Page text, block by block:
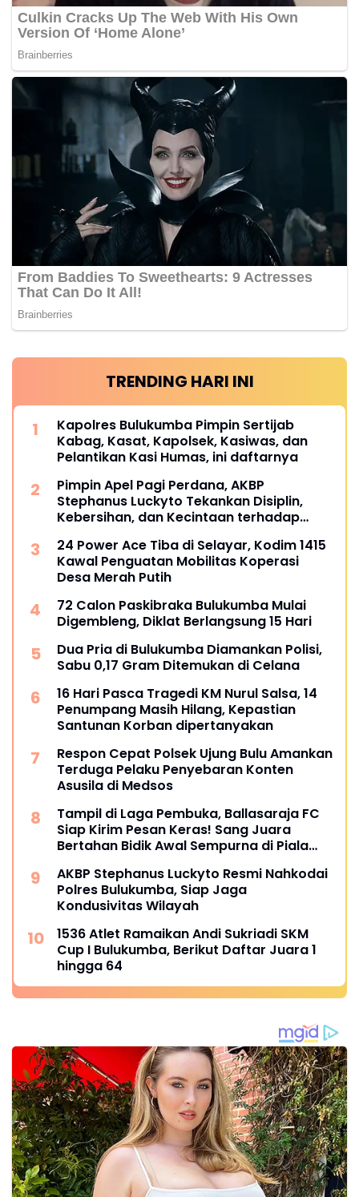
TRENDING HARI INI
Kapolres Bulukumba Pimpin Sertijab
Kabag, Kasat, Kapolsek, Kasiwas, dan
Pelantikan Kasi Humas, ini daftarnya
Pimpin Apel Pagi Perdana, AKBP
Stephanus Luckyto Tekankan Disiplin,
Kebersihan, dan Kecintaan terhadap
24 Power Ace Tiba di Selayar, Kodim 1415
Kawal Penguatan Mobilitas Koperasi
Desa Merah Putih
72 Calon Paskibraka Bulukumba Mulai
Digembleng, Diklat Berlangsung 15 Hari
Dua Pria di Bulukumba Diamankan Polisi,
Sabu 0,17 Gram Ditemukan di Celana
16 Hari Pasca Tragedi KM Nurul Salsa, 14
Penumpang Masih Hilang, Kepastian
Santunan Korban dipertanyakan
Respon Cepat Polsek Ujung Bulu Amankan
Terduga Pelaku Penyebaran Konten
Asusila di Medsos
Tampil di Laga Pembuka, Ballasaraja FC
Siap Kirim Pesan Keras! Sang Juara
Bertahan Bidik Awal Sempurna di Piala
AKBP Stephanus Luckyto Resmi Nahkodai
Polres Bulukumba, Siap Jaga
Kondusivitas Wilayah
1536 Atlet Ramaikan Andi Sukriadi SKM
Cup I Bulukumba, Berikut Daftar Juara 1
hingga 64